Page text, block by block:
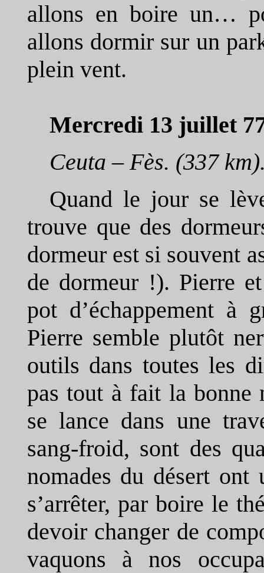
allons en boire un…
allons dormir sur un
plein vent.
Mercredi 13 juillet
Ceuta – Fès. (337
Quand le jour se
trouve que des
dormeur est si souvent
de dormeur !). Pierre
pot d’échappement à
Pierre semble plutôt
outils dans toutes les
pas tout à fait la
se lance dans une
sang-froid, sont des
nomades du désert
s’arrêter, par boire le
devoir changer de
vaquons à nos